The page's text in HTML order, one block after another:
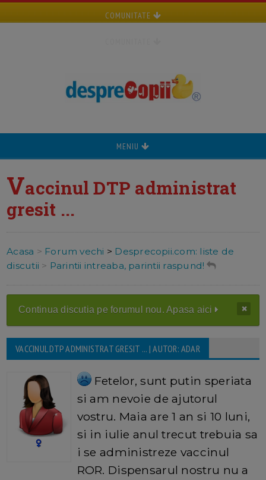
COMUNITATE
MENIU
Vaccinul DTP administrat
gresit ...
Acasa > Forum vechi > Desprecopii.com: liste de
discutii > Parintii intreaba, parintii raspund!
Continua discutia pe forumul nou. Apasa aici
VACCINUL DTP ADMINISTRAT GRESIT ... | AUTOR: ADAR
Fetelor, sunt putin speriata
si am nevoie de ajutorul
vostru. Maia are 1 an si 10 luni,
si in iulie anul trecut trebuia sa
i se administreze vaccinul
ROR. Dispensarul nostru nu a